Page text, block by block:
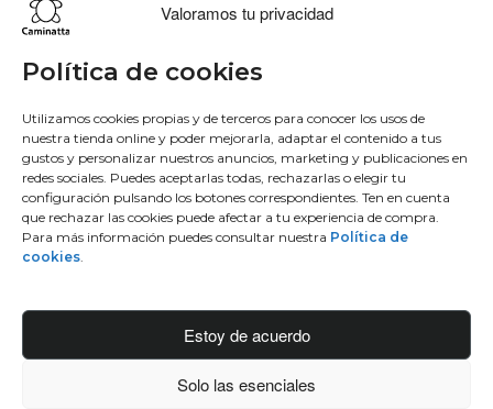
Valoramos tu privacidad
Política de cookies
Utilizamos cookies propias y de terceros para conocer los usos de
nuestra tienda online y poder mejorarla, adaptar el contenido a tus
gustos y personalizar nuestros anuncios, marketing y publicaciones en
redes sociales. Puedes aceptarlas todas, rechazarlas o elegir tu
configuración pulsando los botones correspondientes. Ten en cuenta
que rechazar las cookies puede afectar a tu experiencia de compra.
Para más información puedes consultar nuestra Política de
cookies.
Estoy de acuerdo
Solo las esenciales
Bowling
Hobo
Monedero
Mochila
Sobre nosotros
50 aniversario
Únete al equipo
Blog
Contacto
Facebook
Instagram
Twitter
Youtube
Conéctate
C/Idiazabal, 37 Barrio Bengoetxea
48960 Galdakao, Bizkaia
info@caminattabags.com